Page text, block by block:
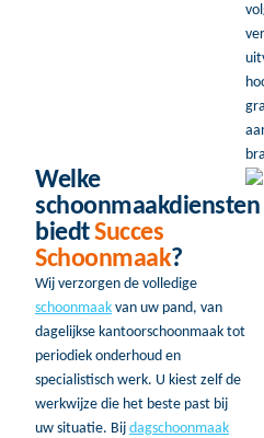
Welke
schoonmaakdiensten
biedtSucces
Schoonmaak?
Wij verzorgen de volledige
schoonmaak van uw pand, van
dagelijkse kantoorschoonmaak tot
periodiek onderhoud en
specialistisch werk. U kiest zelf de
werkwijze die het beste past bij
uw situatie. Bij dagschoonmaak